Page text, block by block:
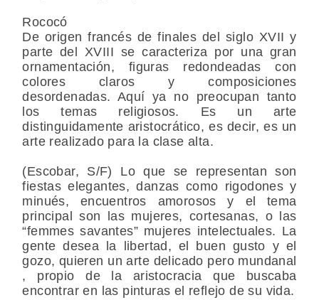
Rococó
De origen francés de finales del siglo XVII y
parte del XVIII se caracteriza por una gran
ornamentación, figuras redondeadas con
colores claros y composiciones
desordenadas. Aquí ya no preocupan tanto
los temas religiosos. Es un arte
distinguidamente aristocrático, es decir, es un
arte realizado para la clase alta.
(Escobar, S/F) Lo que se representan son
fiestas elegantes, danzas como rigodones y
minués, encuentros amorosos y el tema
principal son las mujeres, cortesanas, o las
“femmes savantes” mujeres intelectuales. La
gente desea la libertad, el buen gusto y el
gozo, quieren un arte delicado pero mundanal
, propio de la aristocracia que buscaba
encontrar en las pinturas el reflejo de su vida.